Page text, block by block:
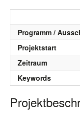
Programm /
Projektstart
Zeitraum
Keywords